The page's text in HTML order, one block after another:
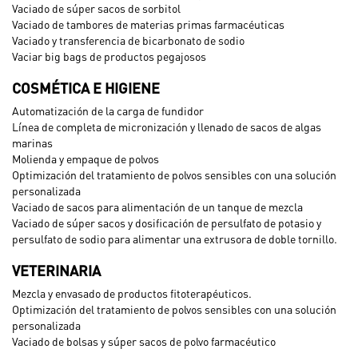
Vaciado de súper sacos de sorbitol
Vaciado de tambores de materias primas farmacéuticas
Vaciado y transferencia de bicarbonato de sodio
Vaciar big bags de productos pegajosos
COSMÉTICA E HIGIENE
Automatización de la carga de fundidor
Línea de completa de micronización y llenado de sacos de algas
marinas
Molienda y empaque de polvos
Optimización del tratamiento de polvos sensibles con una solución
personalizada
Vaciado de sacos para alimentación de un tanque de mezcla
Vaciado de súper sacos y dosificación de persulfato de potasio y
persulfato de sodio para alimentar una extrusora de doble tornillo.
VETERINARIA
Mezcla y envasado de productos fitoterapéuticos.
Optimización del tratamiento de polvos sensibles con una solución
personalizada
Vaciado de bolsas y súper sacos de polvo farmacéutico